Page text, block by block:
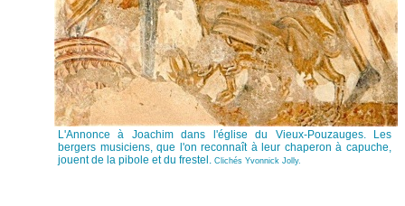
L'Annonce à Joachim dans l'église du Vieux-Pouzauges. Les
bergers musiciens, que l'on reconnaît à leur chaperon à capuche,
jouent de la pibole et du frestel. Clichés Yvonnick Jolly.